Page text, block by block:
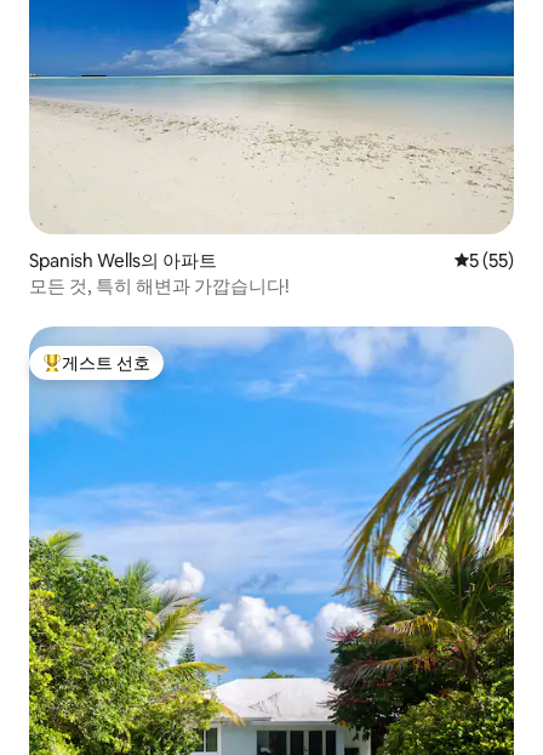
Spanish Wells의 아파트 평점 5점
5 (55)
모든 것, 특히 해변과 가깝습니다!
상위 게스트 선호
게스트 선호